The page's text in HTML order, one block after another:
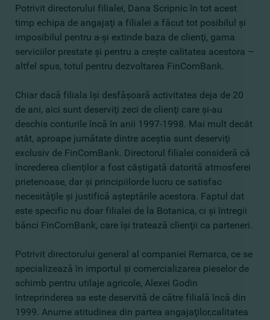
Potrivit directorului filialei, Dana Scripnic în tot acest
timp echipa de angajaţi a filialei a făcut tot posibilul şi
imposibilul pentru a-şi extinde baza de clienţi, gama
serviciilor prestate şi pentru a creşte calitatea acestora –
altfel spus, totul pentru dezvoltarea FinComBank.
Chiar dacă filiala îşi desfăşoară activitatea deja de 20
de ani, aici sunt deserviţi zeci de clienţi care şi-au
deschis conturile încă în anii 1997-1998. Mai mult decât
atât, aproape jumătate dintre aceştia sunt deserviţi
exclusiv de FinComBank. Directorul filialei consideră că
încrederea clienţilor a fost câştigată datorită atmosferei
prietenoase, dar şi principiilorde lucru ce satisfac
necesităţile şi justifică aşteptările acestora. Faptul dat
este specific nu doar filialei de la Botanica, ci şi întregii
bănci FinComBank, care îşi tratează clienţii ca parteneri.
Potrivit directorului general al companiei Remarca, ce se
specializează în importul şi comercializarea pieselor de
schimb pentru utilaje agricole, Alexei Godin
întreprinderea sa este deservită de către filială încă din
1999. Anume atitudinea din partea angajaţilor,calitatea